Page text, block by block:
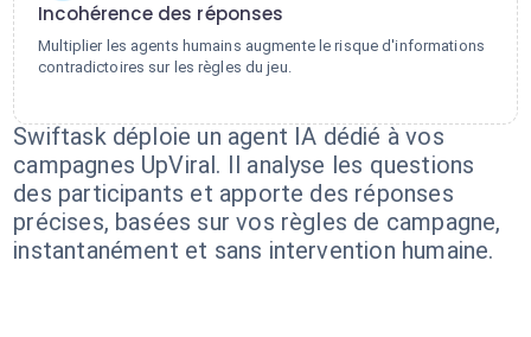
Incohérence des réponses
Multiplier les agents humains augmente le risque d'informations
contradictoires sur les règles du jeu.
Swiftask déploie un agent IA dédié à vos
campagnes UpViral. Il analyse les questions
des participants et apporte des réponses
précises, basées sur vos règles de campagne,
instantanément et sans intervention humaine.